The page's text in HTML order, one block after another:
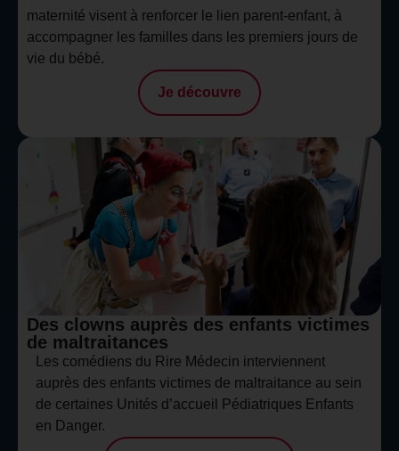
maternité visent à renforcer le lien parent-enfant, à
accompagner les familles dans les premiers jours de
vie du bébé.
Je découvre
Des clowns auprès des enfants victimes
de maltraitances
Les comédiens du Rire Médecin interviennent
auprès des enfants victimes de maltraitance au sein
de certaines Unités d’accueil Pédiatriques Enfants
en Danger.